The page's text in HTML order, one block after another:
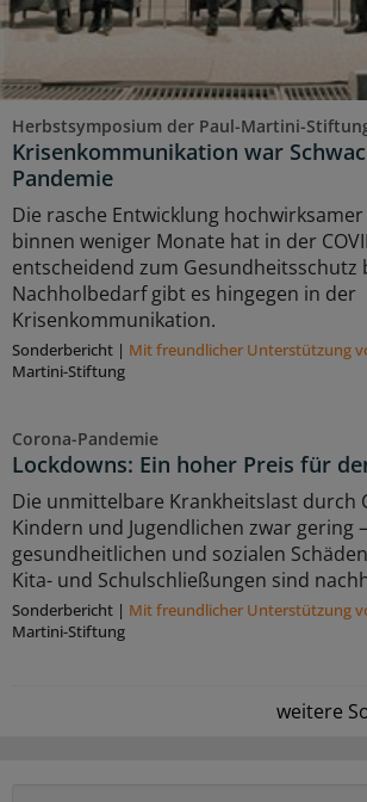
Herbstsymposium der Paul-Martini-
Krisenkommunikation war
Pandemie
Die rasche Entwicklung
binnen weniger Monate hat in der
entscheidend zum Gesundheitsschutz
Nachholbedarf gibt es hingegen in der
Krisenkommunikation.
Sonderbericht | Mit freundlicher Unterstützung
Martini-Stiftung
Corona-Pandemie
Lockdowns: Ein hoher Preis für
Die unmittelbare Krankheitslast durch
Kindern und Jugendlichen zwar gering
gesundheitlichen und sozialen
Kita- und Schulschließungen sind
Sonderbericht | Mit freundlicher Unterstützung
Martini-Stiftung
weitere